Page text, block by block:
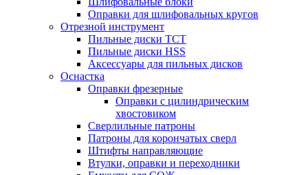
Оправки для шлифовальных кругов
Отрезной инструмент
Пильные диски ТСТ
Пильные диски HSS
Аксессуары для пильных дисков
Оснастка
Оправки фрезерные
Оправки с цилиндрическим
хвостовиком
Сверлильные патроны
Патроны для корончатых сверл
Штифты направляющие
Втулки, оправки и переходники